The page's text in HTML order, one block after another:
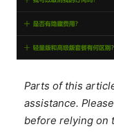
Parts of this
assistance.
before relying on